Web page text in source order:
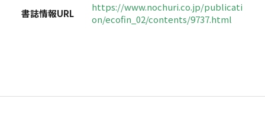
書誌情報URL
https://www.nochuri.co.jp/publicati
on/ecofin_02/contents/9737.html